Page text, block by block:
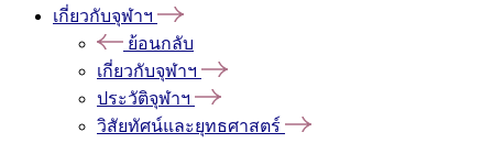
เกี่ยวกับจุฬาฯ
ย้อนกลับ
เกี่ยวกับจุฬาฯ
ประวัติจุฬาฯ
วิสัยทัศน์และยุทธศาสตร์